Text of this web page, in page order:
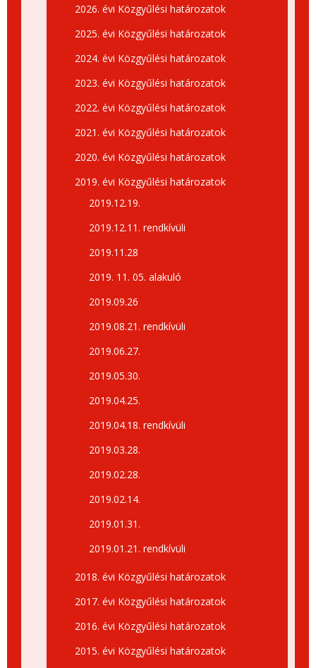
2026. évi Közgyűlési határozatok
2025. évi Közgyűlési határozatok
2024. évi Közgyűlési határozatok
2023. évi Közgyűlési határozatok
2022. évi Közgyűlési határozatok
2021. évi Közgyűlési határozatok
2020. évi Közgyűlési határozatok
2019. évi Közgyűlési határozatok
2019.12.19.
2019.12.11. rendkívüli
2019.11.28
2019. 11. 05. alakuló
2019.09.26
2019.08.21. rendkívüli
2019.06.27.
2019.05.30.
2019.04.25.
2019.04.18. rendkívüli
2019.03.28.
2019.02.28.
2019.02.14.
2019.01.31.
2019.01.21. rendkívüli
2018. évi Közgyűlési határozatok
2017. évi Közgyűlési határozatok
2016. évi Közgyűlési határozatok
2015. évi Közgyűlési határozatok